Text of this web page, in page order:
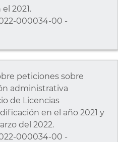
2021.
000034-00 -
peticiones sobre
administrativa
de Licencias
en el año 2021 y
del 2022.
000034-00 -